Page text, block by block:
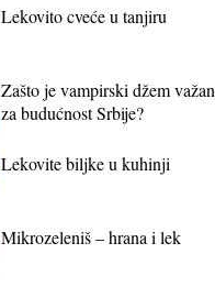
Lekovito cveće u tanjiru
Zašto je vampirski džem važan
za budućnost Srbije?
Lekovite biljke u kuhinji
Mikrozeleniš – hrana i lek